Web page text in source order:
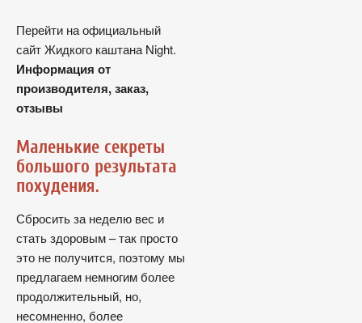
Перейти на официальный
сайт Жидкого каштана Night.
Информация от
производителя, заказ,
отзывы
Маленькие секреты
большого результата
похудения.
Сбросить за неделю вес и
стать здоровым – так просто
это не получится, поэтому мы
предлагаем немногим более
продолжительный, но,
несомненно, более